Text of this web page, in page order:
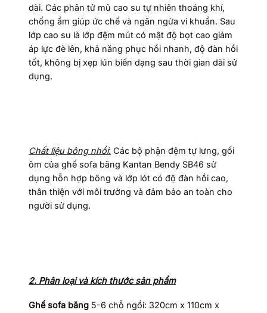
dài. Các phân tử mủ cao su tự nhiên thoáng khí,
chống ẩm giúp ức chế và ngăn ngừa vi khuẩn. Sau
lớp cao su là lớp đệm mút có mật độ bọt cao giảm
áp lực đè lên, khả năng phục hồi nhanh, độ đàn hồi
tốt, không bị xẹp lún biến dạng sau thời gian dài sử
dụng.
Chất liệu bông nhồi: Các bộ phận đệm tự lưng, gối
ôm của ghế sofa băng Kantan Bendy SB46 sử
dụng hỗn hợp bông và lớp lót có độ đàn hồi cao,
thân thiện với môi trường và đảm bảo an toàn cho
người sử dụng.
2. Phân loại và kích thước sản phẩm
Ghế sofa băng 5-6 chỗ ngồi: 320cm x 110cm x